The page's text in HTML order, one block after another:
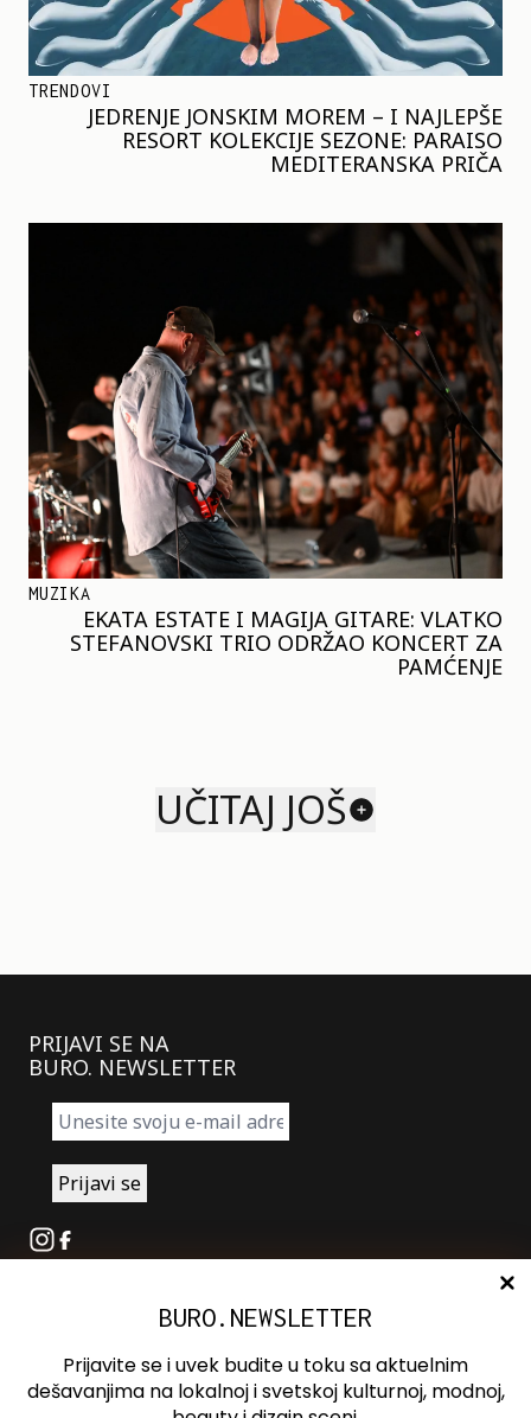
TRENDOVI
JEDRENJE JONSKIM MOREM – I NAJLEPŠE
RESORT KOLEKCIJE SEZONE: PARAISO
MEDITERANSKA PRIČA
MUZIKA
EKATA ESTATE I MAGIJA GITARE: VLATKO
STEFANOVSKI TRIO ODRŽAO KONCERT ZA
PAMĆENJE
UČITAJ JOŠ
PRIJAVI SE NA
BURO. NEWSLETTER
Instagram
Facebook
Oglašavanje
Kontakt
BURO.NEWSLETTER
Prijavite se i uvek budite u toku sa aktuelnim
dešavanjima na lokalnoj i svetskoj kulturnoj, modnoj,